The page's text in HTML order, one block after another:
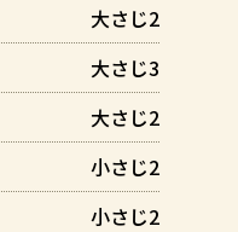
大さじ2
大さじ3
大さじ2
小さじ2
小さじ2